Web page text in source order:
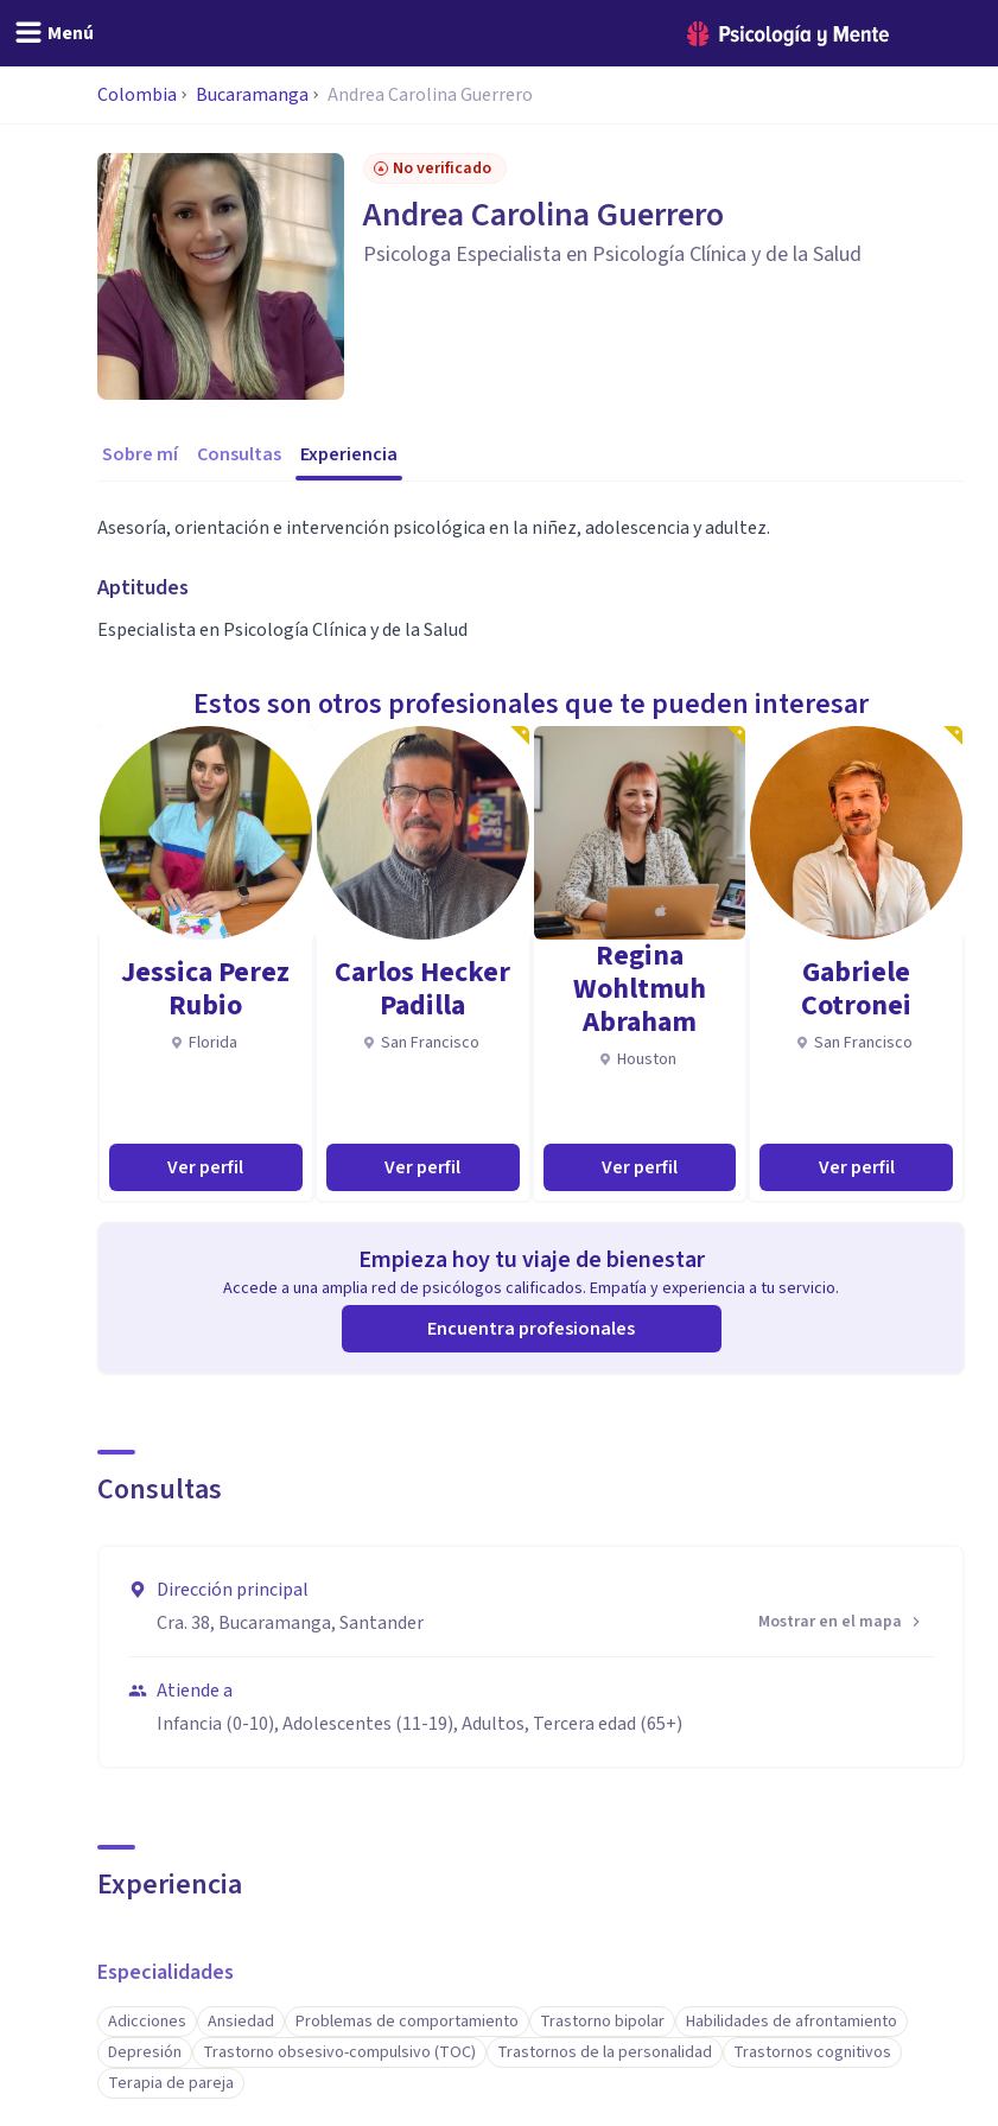
Menú
Colombia Bucaramanga Andrea Carolina Guerrero
No verificado
Andrea Carolina Guerrero
Psicologa Especialista en Psicología Clínica y de la Salud
Sobre mí Consultas Experiencia
Asesoría, orientación e intervención psicológica en la niñez, adolescencia y adultez.
Aptitudes
Especialista en Psicología Clínica y de la Salud
Estos son otros profesionales que te pueden interesar
Jessica Perez
Rubio
Florida
Ver perfil
Carlos Hecker
Padilla
San Francisco
Ver perfil
Regina
Wohltmuh
Abraham
Houston
Ver perfil
Gabriele
Cotronei
San Francisco
Ver perfil
Empieza hoy tu viaje de bienestar
Accede a una amplia red de psicólogos calificados. Empatía y experiencia a tu servicio.
Encuentra profesionales
Consultas
Dirección principal
Cra. 38, Bucaramanga, Santander
Mostrar en el mapa
Atiende a
Infancia (0-10), Adolescentes (11-19), Adultos, Tercera edad (65+)
Experiencia
Especialidades
Adicciones Ansiedad Problemas de comportamiento Trastorno bipolar
Habilidades de afrontamiento
Depresión
Trastorno obsesivo-compulsivo (TOC) Trastornos de la personalidad
Trastornos cognitivos
Terapia de pareja